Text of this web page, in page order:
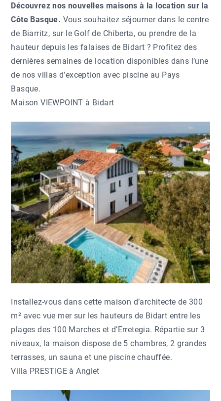
Découvrez nos nouvelles maisons à la location sur la
Côte Basque. Vous souhaitez séjourner dans le centre
de Biarritz, sur le Golf de Chiberta, ou prendre de la
hauteur depuis les falaises de Bidart ? Profitez des
dernières semaines de location disponibles dans l’une
de nos villas d’exception avec piscine au Pays
Basque.
Maison VIEWPOINT à Bidart
Installez-vous dans cette maison d’architecte de 300
m² avec vue mer sur les hauteurs de Bidart entre les
plages des 100 Marches et d’Erretegia. Répartie sur 3
niveaux, la maison dispose de 5 chambres, 2 grandes
terrasses, un sauna et une piscine chauffée.
Villa PRESTIGE à Anglet